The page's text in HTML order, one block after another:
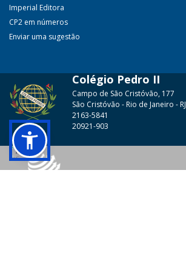
Imperial Editora
CP2 em números
Enviar uma sugestão
Colégio Pedro II
Campo de São Cristóvão, 177
São Cristóvão - Rio de Janeiro - RJ
2163-5841
20921-903